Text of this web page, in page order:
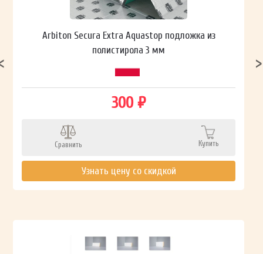
Arbiton Secura Extra Aquastop подложка из
полистирола 3 мм
300 ₽
Сравнить Купить
Узнать цену со скидкой